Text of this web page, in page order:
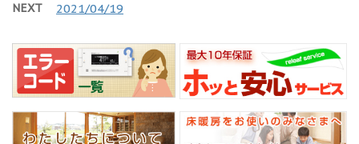
NEXT 2021/04/19